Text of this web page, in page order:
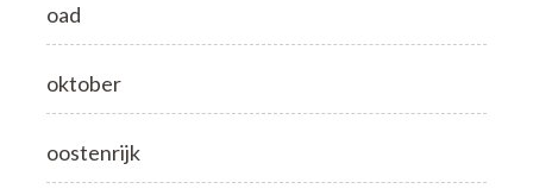
oad
oktober
oostenrijk